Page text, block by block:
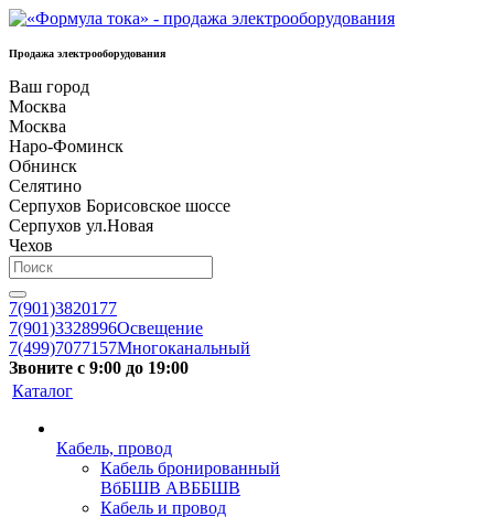
Продажа электрооборудования
Ваш город
Москва
Москва
Наро-Фоминск
Обнинск
Селятино
Серпухов Борисовское шоссе
Серпухов ул.Новая
Чехов
7(901)3820177
7(901)3328996Освещение
7(499)7077157Многоканальный
Звоните с 9:00 до 19:00
Каталог
Кабель, провод
Кабель бронированный
ВбБШВ АВББШВ
Кабель и провод